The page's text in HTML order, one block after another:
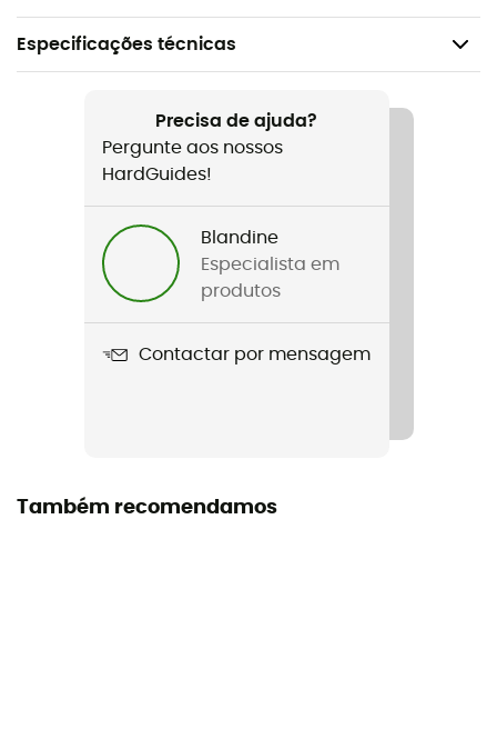
Especificações técnicas
Escalada em bloco
Nome do produto
Comprimento aberto
Precisa de ajuda?
Pergunte aos nossos
HardGuides!
Blandine
Especialista em
produtos
Contactar por mensagem
Também recomendamos